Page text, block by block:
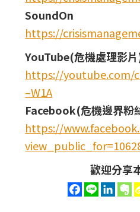
SoundOn
https://
YouTube(危機處理影
https://youtube.com/
–W1A
Facebook(危機邊界粉
https://
歡迎分享